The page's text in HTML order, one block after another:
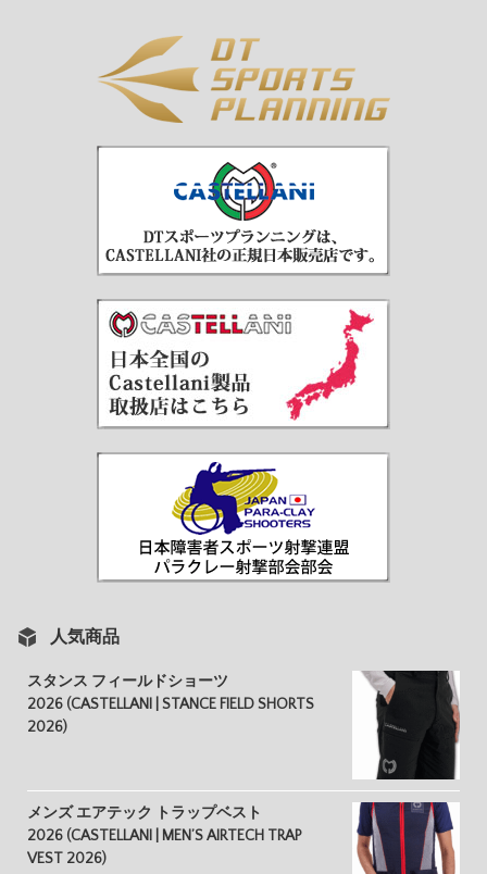
人気商品
スタンス フィールドショーツ
2026 (CASTELLANI | STANCE FIELD SHORTS
2026)
メンズ エアテック トラップベスト
2026 (CASTELLANI | MEN’S AIRTECH TRAP
VEST 2026)